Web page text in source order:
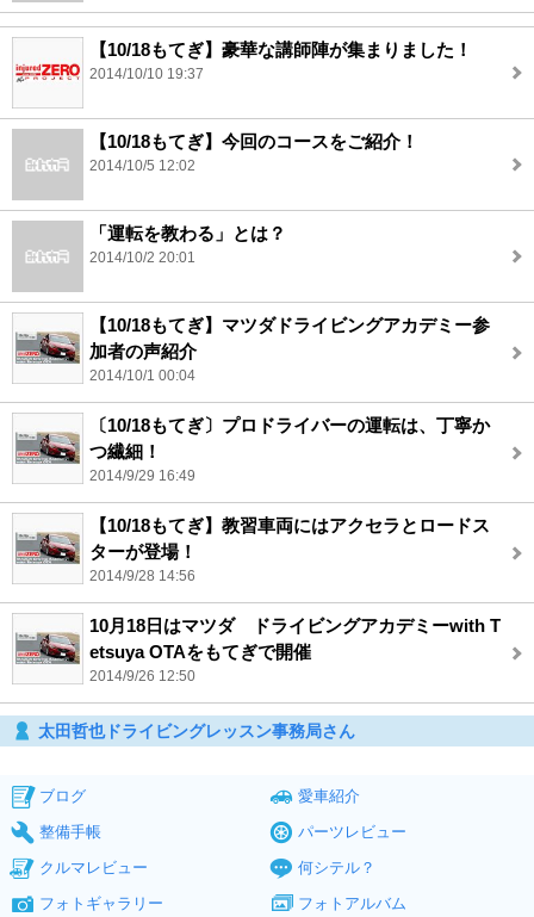
【10/18もてぎ】豪華な講師陣が集まりました！
2014/10/10 19:37
【10/18もてぎ】今回のコースをご紹介！
2014/10/5 12:02
「運転を教わる」とは？
2014/10/2 20:01
【10/18もてぎ】マツダドライビングアカデミー参
加者の声紹介
2014/10/1 00:04
〔10/18もてぎ〕プロドライバーの運転は、丁寧か
つ繊細！
2014/9/29 16:49
【10/18もてぎ】教習車両にはアクセラとロードス
ターが登場！
2014/9/28 14:56
10月18日はマツダ ドライビングアカデミーwith T
etsuya OTAをもてぎで開催
2014/9/26 12:50
太田哲也ドライビングレッスン事務局さん
ブログ
愛車紹介
整備手帳
パーツレビュー
クルマレビュー
何シテル？
フォトギャラリー
フォトアルバム